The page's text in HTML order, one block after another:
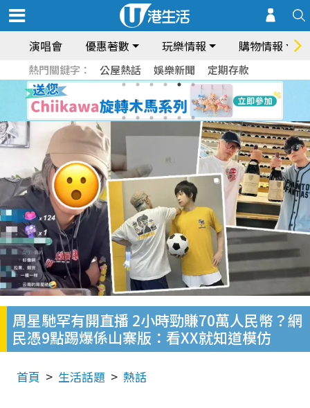
演唱會 優惠著數 玩樂情報 購物情報
熱門關鍵字： 公屋熱話 娛樂新聞 定期存款
周星馳罕有開直播 2小時勁賺70萬人民幣？網
民憑9點踢爆係山寨版：看XX就知道模仿
首頁 生活話題 熱話